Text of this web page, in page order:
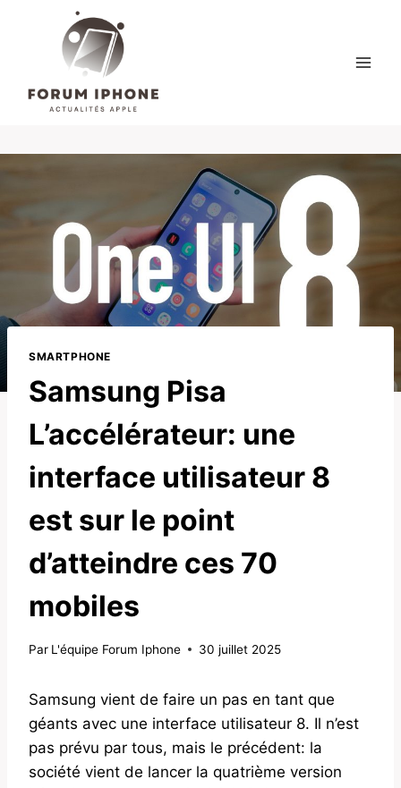
SMARTPHONE
Samsung Pisa
L’accélérateur: une
interface utilisateur 8
est sur le point
d’atteindre ces 70
mobiles
Par L'équipe Forum Iphone 30 juillet 2025
Samsung vient de faire un pas en tant que
géants avec une interface utilisateur 8. Il n’est
pas prévu par tous, mais le précédent: la
société vient de lancer la quatrième version